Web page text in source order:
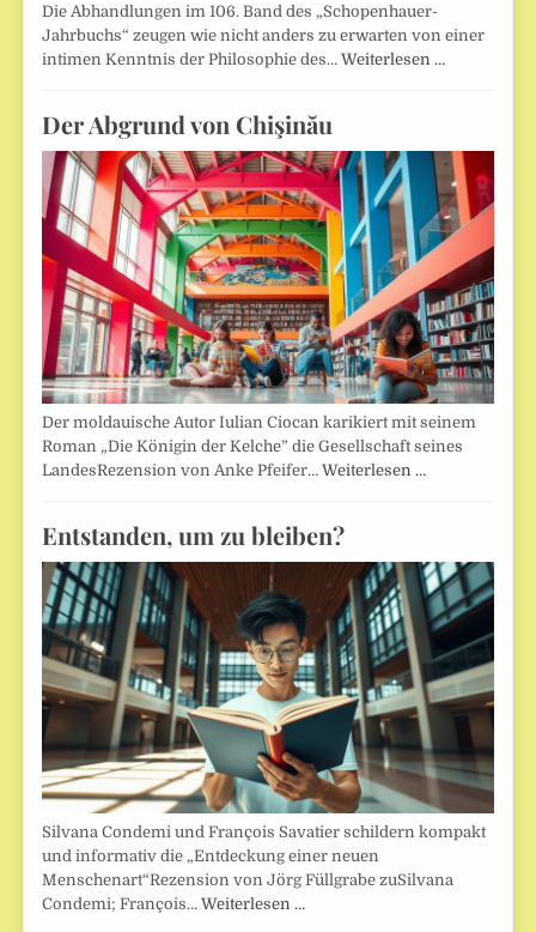
Die Abhandlungen im 106. Band des „Schopenhauer-
Jahrbuchs“ zeugen wie nicht anders zu erwarten von einer
intimen Kenntnis der Philosophie des…Weiterlesen …
Der Abgrund von Chişinău
Der moldauische Autor Iulian Ciocan karikiert mit seinem
Roman „Die Königin der Kelche” die Gesellschaft seines
LandesRezension von Anke Pfeifer…Weiterlesen …
Entstanden, um zu bleiben?
Silvana Condemi und François Savatier schildern kompakt
und informativ die „Entdeckung einer neuen
Menschenart“Rezension von Jörg Füllgrabe zuSilvana
Condemi; François…Weiterlesen …